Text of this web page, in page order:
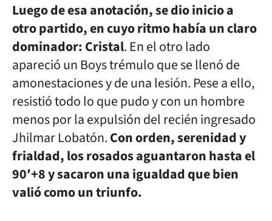
Luego de esa anotación, se dio inicio a
otro partido, en cuyo ritmo había un claro
dominador: Cristal. En el otro lado
apareció un Boys trémulo que se llenó de
amonestaciones y de una lesión. Pese a ello,
resistió todo lo que pudo y con un hombre
menos por la expulsión del recién ingresado
Jhilmar Lobatón.Con orden, serenidad y
frialdad, los rosados aguantaron hasta el
90′+8 y sacaron una igualdad que bien
valió como un triunfo.